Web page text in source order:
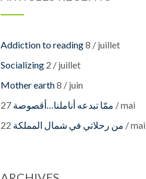
Addiction to reading8 / juillet
Socializing 2 / juillet
Mother earth8 / juin
‎ممّا تبدعه أناملنا…أقصوصة 27 / mai
‎من رحلاتي في شمال المملكة 22 / mai